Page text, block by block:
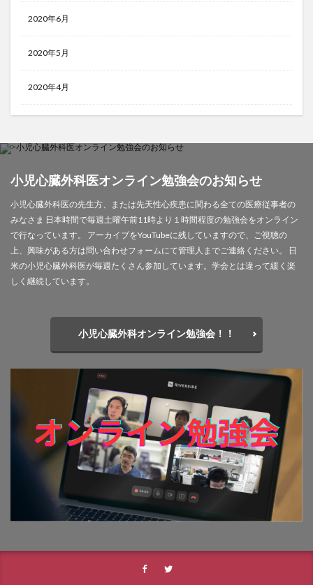
2020年6月
2020年5月
2020年4月
小児心臓外科医オンライン勉強会のお知らせ
小児心臓外科医の先生方、または先天性心疾患に関わる全ての医療従事者の
みなさま 日本時間で毎週土曜午前11時より１時間程度の勉強会をオンライン
で行なっています。 アーカイブをYouTubeに残していますので、ご視聴の
上、興味がある方は問い合わせフォームにて管理人までご連絡ください。 日
米の小児心臓外科医が毎週たくさん参加しています。学会とは違って緩く楽
しく継続しています。
小児心臓外科オンライン勉強会！！